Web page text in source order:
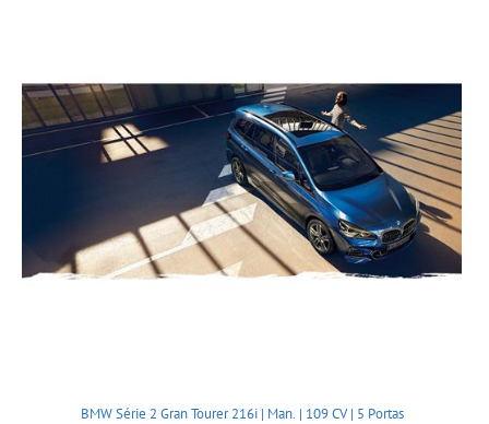
BMW Série 2 Gran Tourer 216i | Man. | 109 CV | 5 Portas